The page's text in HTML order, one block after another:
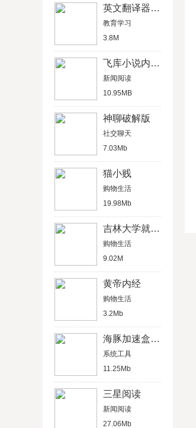
英文翻译器在线语音翻译
教育学习
3.8M
飞库小说内购破解版
新闻阅读
10.95MB
神聊破解版
社交聊天
7.03Mb
猫小贱
购物生活
19.98Mb
吉林大学就业网
购物生活
9.02M
黄帝内经
购物生活
3.2Mb
海豚加速盒使用教程
系统工具
11.25Mb
三星阅读
新闻阅读
27.06Mb